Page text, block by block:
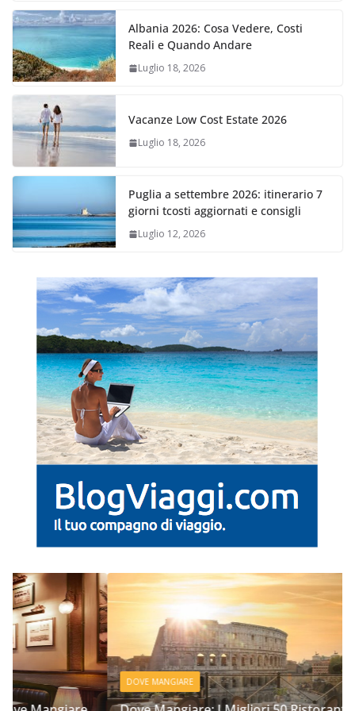
Albania 2026: Cosa Vedere, Costi
Reali e Quando Andare
Luglio 18, 2026
Vacanze Low Cost Estate 2026
Luglio 18, 2026
Puglia a settembre 2026: itinerario 7
giorni tcosti aggiornati e consigli
Luglio 12, 2026
DOVE MANGIARE